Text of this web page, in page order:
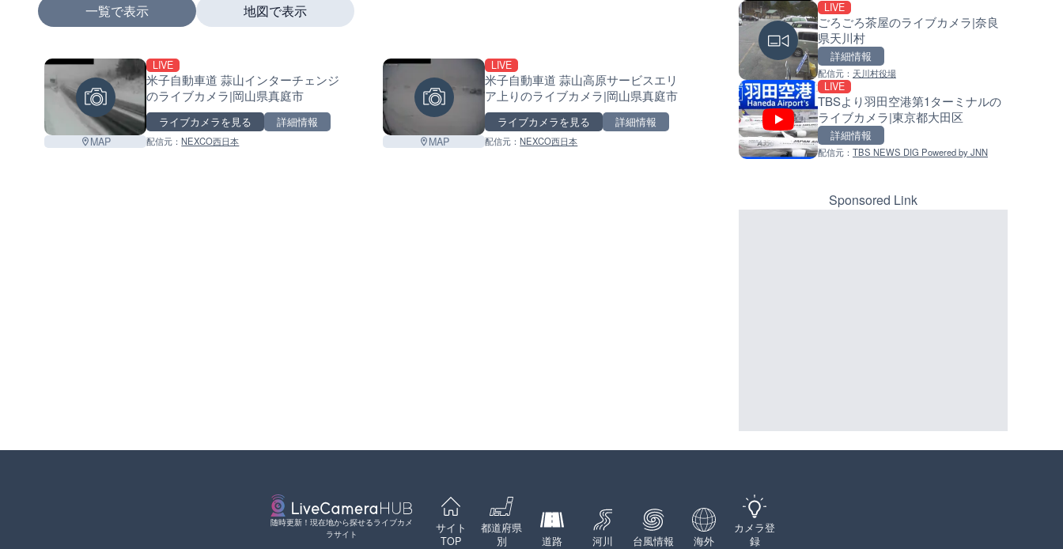
一覧で表示
MAP
LIVE
米子自動車道 蒜山インターチェンジ
のライブカメラ|岡山県真庭市
ライブカメラを見る 詳細情報
配信元：NEXCO西日本 MAP
LIVE
米子自動車道 蒜山高原サービスエリ
ア上りのライブカメラ|岡山県真庭市
ライブカメラを見る 詳細情報
配信元：NEXCO西日本
地図で表示
+
−
Leaflet|©GoogleMapcontributors
マーカーをクリックするとラ
イブカメラの詳細が表示されま
LIVE
ごろごろ茶屋のライブカメラ|奈良
県天川村
詳細情報
配信元： 天川村役場
LIVE
TBSより羽田空港第1ターミナルの
ライブカメラ|東京都大田区
詳細情報
配信元： TBS NEWS DIG Powered by JNN
手結港(YASU海の駅クラブ)の
内海海水浴場のライブカメラ|
県南知多町
配信元：南知多町観光協会
ブカメラ|高知県中土佐町
詳細情報
常呂川 鹿ノ子ダムのライブカ
天塩川 岩尾内ダムのライブカ
北海道士別市
配信元：国土交通省 北海道開発局
ラ|東京都品川区
詳細情報
Sponsored Link
随時更新！現在地から探せるライブカメ
ラサイト
サイト
TOP
都道府県
別
道路 河川 台風情報 海外
カメラ登
録